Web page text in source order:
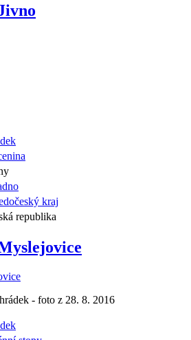
kraj
republika
- foto z 28. 8. 2016